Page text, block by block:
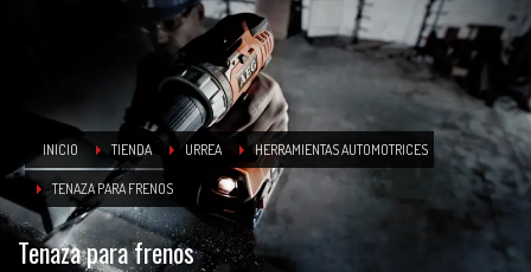
INICIO TIENDA URREA HERRAMIENTAS AUTOMOTRICES
TENAZA PARA FRENOS
Tenaza para frenos